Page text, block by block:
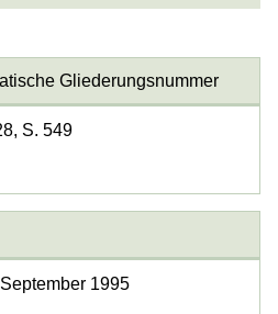
Gliederungsnummer
S. 549
1995